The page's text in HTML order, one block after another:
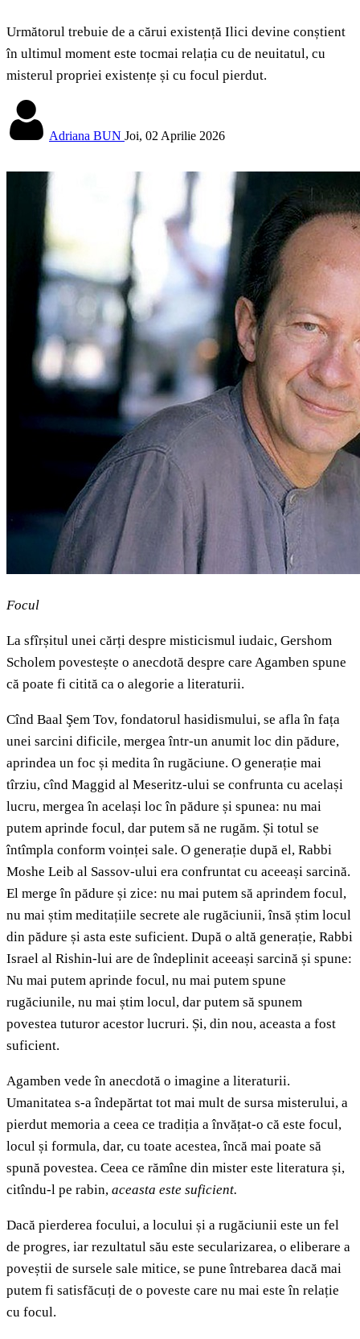
Următorul trebuie de a cărui existență Ilici devine conștient
în ultimul moment este tocmai relația cu de neuitatul, cu
misterul propriei existențe și cu focul pierdut.
Adriana BUN Joi, 02 Aprilie 2026
Focul
La sfîrșitul unei cărți despre misticismul iudaic, Gershom
Scholem povestește o anecdotă despre care Agamben spune
că poate fi citită ca o alegorie a literaturii.
Cînd Baal Şem Tov, fondatorul hasidismului, se afla în fața
unei sarcini dificile, mergea într-un anumit loc din pădure,
aprindea un foc și medita în rugăciune. O generație mai
tîrziu, cînd Maggid al Meseritz-ului se confrunta cu același
lucru, mergea în același loc în pădure și spunea: nu mai
putem aprinde focul, dar putem să ne rugăm. Și totul se
întîmpla conform voinței sale. O generație după el, Rabbi
Moshe Leib al Sassov-ului era confruntat cu aceeași sarcină.
El merge în pădure și zice: nu mai putem să aprindem focul,
nu mai știm meditațiile secrete ale rugăciunii, însă știm locul
din pădure și asta este suficient. După o altă generație, Rabbi
Israel al Rishin-lui are de îndeplinit aceeași sarcină și spune:
Nu mai putem aprinde focul, nu mai putem spune
rugăciunile, nu mai știm locul, dar putem să spunem
povestea tuturor acestor lucruri. Și, din nou, aceasta a fost
suficient.
Agamben vede în anecdotă o imagine a literaturii.
Umanitatea s-a îndepărtat tot mai mult de sursa misterului, a
pierdut memoria a ceea ce tradiția a învățat-o că este focul,
locul și formula, dar, cu toate acestea, încă mai poate să
spună povestea. Ceea ce rămîne din mister este literatura și,
citîndu-l pe rabin, aceasta este suficient.
Dacă pierderea focului, a locului și a rugăciunii este un fel
de progres, iar rezultatul său este secularizarea, o eliberare a
poveștii de sursele sale mitice, se pune întrebarea dacă mai
putem fi satisfăcuți de o poveste care nu mai este în relație
cu focul.